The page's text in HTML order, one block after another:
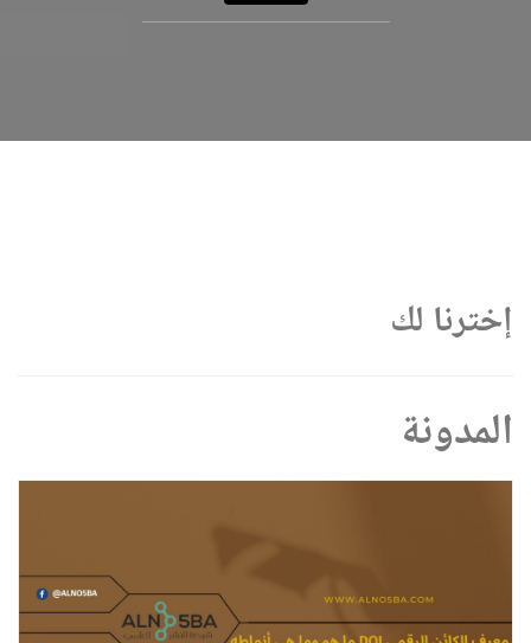
إخترنا لك
المدونة